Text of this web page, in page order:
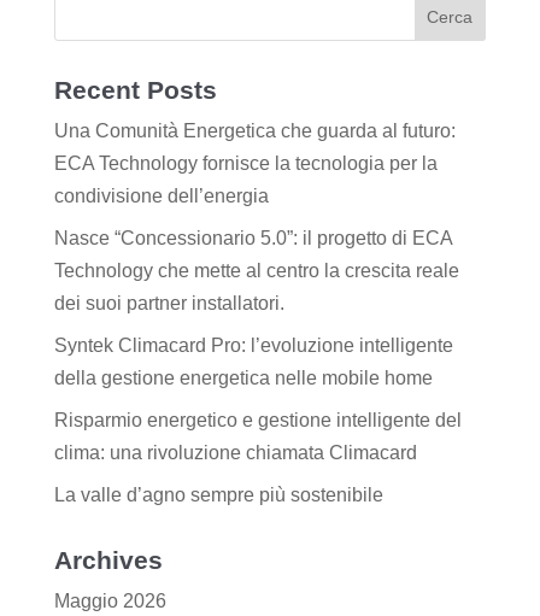
Recent Posts
Una Comunità Energetica che guarda al futuro:
ECA Technology fornisce la tecnologia per la
condivisione dell’energia
Nasce “Concessionario 5.0”: il progetto di ECA
Technology che mette al centro la crescita reale
dei suoi partner installatori.
Syntek Climacard Pro: l’evoluzione intelligente
della gestione energetica nelle mobile home
Risparmio energetico e gestione intelligente del
clima: una rivoluzione chiamata Climacard
La valle d’agno sempre più sostenibile
Archives
Maggio 2026